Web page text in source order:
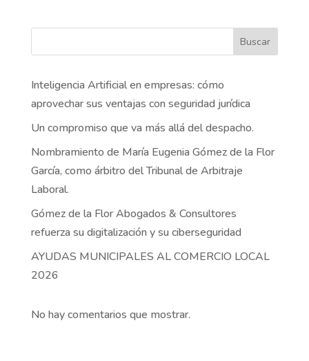
Buscar
Inteligencia Artificial en empresas: cómo
aprovechar sus ventajas con seguridad jurídica
Un compromiso que va más allá del despacho.
Nombramiento de María Eugenia Gómez de la Flor
García, como árbitro del Tribunal de Arbitraje
Laboral.
Gómez de la Flor Abogados & Consultores
refuerza su digitalización y su ciberseguridad
AYUDAS MUNICIPALES AL COMERCIO LOCAL
2026
No hay comentarios que mostrar.